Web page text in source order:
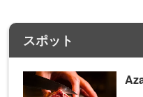
スポット